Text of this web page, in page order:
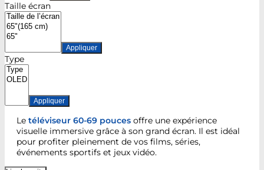
Taille écran
Appliquer
Type
Appliquer
Le téléviseur 60-69 pouces offre une expérience
visuelle immersive grâce à son grand écran. Il est idéal
pour profiter pleinement de vos films, séries,
événements sportifs et jeux vidéo.